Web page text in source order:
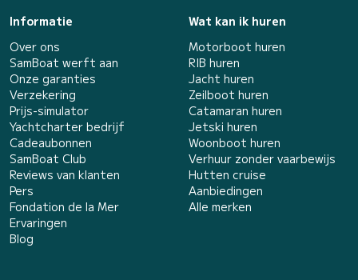
Informatie
Over ons
SamBoat werft aan
Onze garanties
Verzekering
Prijs-simulator
Yachtcharter bedrijf
Cadeaubonnen
SamBoat Club
Reviews van klanten
Pers
Fondation de la Mer
Ervaringen
Blog
Wat kan ik huren
Motorboot huren
RIB huren
Jacht huren
Zeilboot huren
Catamaran huren
Jetski huren
Woonboot huren
Verhuur zonder vaarbewijs
Hutten cruise
Aanbiedingen
Alle merken